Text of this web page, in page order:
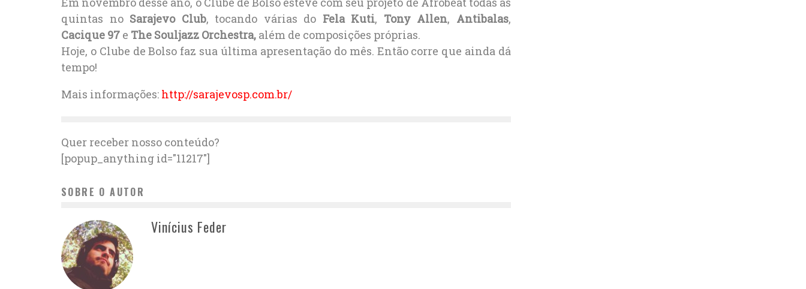
quintas no Sarajevo Club, tocando várias do Fela Kuti, Tony Allen, Antibalas,
Cacique 97 e The Souljazz Orchestra, além de composições próprias.
Hoje, o Clube de Bolso faz sua última apresentação do mês. Então corre que ainda dá
tempo!
Mais informações: http://sarajevosp.com.br/
Quer receber nosso conteúdo?
[popup_anything id="11217"]
SOBRE O AUTOR
Vinícius Feder